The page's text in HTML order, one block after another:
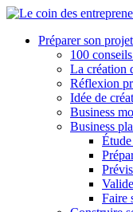
Préparer son projet
100
La création
Réflexion
Idée de
Business
Business
Faire